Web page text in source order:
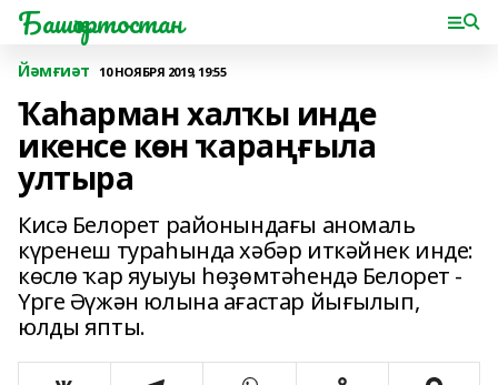
Башҡортостан
Йәмғиәт 10 НОЯБРЯ 2019, 19:55
Ҡаһарман халҡы инде
икенсе көн ҡараңғыла
ултыра
Кисә Белорет районындағы аномаль
күренеш тураһында хәбәр иткәйнек инде:
көслө ҡар яуыуы һөҙөмтәһендә Белорет -
Үрге Әүжән юлына ағастар йығылып,
юлды япты.